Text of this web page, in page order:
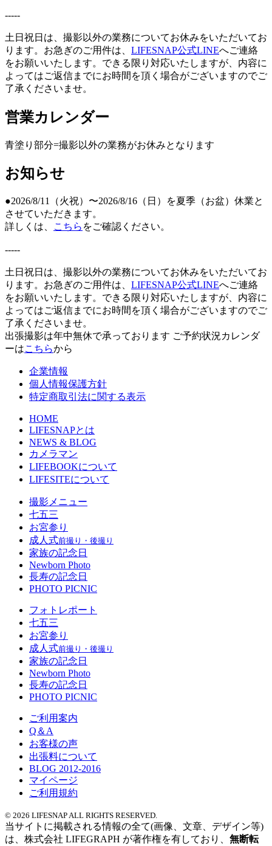
-----
土日祝日は、撮影以外の業務についてお休みをいただいてお
ります。お急ぎのご用件は、 LIFESNAP公式LINEへご連絡
をお願いいたします。できる限り対応いたしますが、内容に
よってはご返信までにお時間を頂く場合がございますのでご
了承くださいませ。
営業カレンダー
青塗り 部分=撮影以外の業務がお休みとなります
お知らせ
●2026/8/11（火祝）〜2026/8/16（日）を夏季（お盆）休業と
させていただきます。
詳しくは、
こちら をご確認ください。
-----
土日祝日は、撮影以外の業務についてお休みをいただいてお
ります。お急ぎのご用件は、 LIFESNAP公式LINEへご連絡
をお願いいたします。できる限り対応いたしますが、内容に
よってはご返信までにお時間を頂く場合がございますのでご
了承くださいませ。
出張撮影は年中無休で承っております ご予約状況カレンダ
ーはこちらから
企業情報
個人情報保護方針
特定商取引法に関する表示
HOME
LIFESNAPとは
NEWS & BLOG
カメラマン
LIFEBOOKについて
LIFESITEについて
撮影メニュー
七五三
お宮参り
成人式前撮り・後撮り
家族の記念日
Newborn Photo
長寿の記念日
PHOTO PICNIC
フォトレポート
七五三
お宮参り
成人式前撮り・後撮り
家族の記念日
Newborn Photo
長寿の記念日
PHOTO PICNIC
ご利用案内
Q＆A
お客様の声
出張料について
BLOG 2012-2016
マイページ
ご利用規約
© 2026 LIFESNAP ALL RIGHTS RESERVED.
当サイトに掲載される情報の全て(画像、文章、デザイン等)
は、 株式会社 LIFEGRAPH が著作権を有しており、 無断転